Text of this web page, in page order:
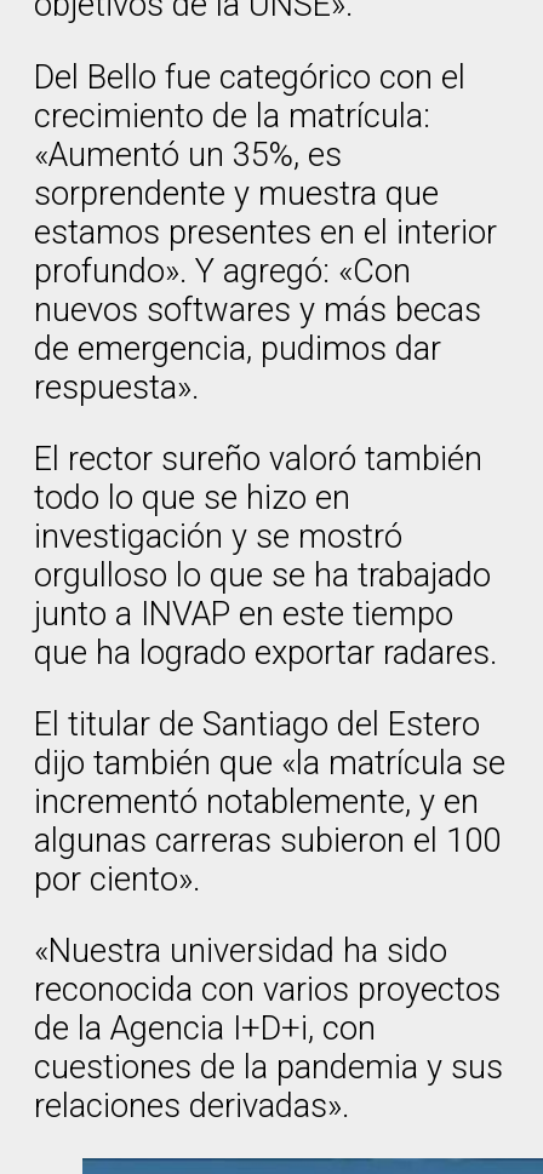
Del Bello fue categórico con el
crecimiento de la matrícula:
«Aumentó un 35%, es
sorprendente y muestra que
estamos presentes en el interior
profundo». Y agregó: «Con
nuevos softwares y más becas
de emergencia, pudimos dar
respuesta».
El rector sureño valoró también
todo lo que se hizo en
investigación y se mostró
orgulloso lo que se ha trabajado
junto a INVAP en este tiempo
que ha logrado exportar radares.
El titular de Santiago del Estero
dijo también que «la matrícula se
incrementó notablemente, y en
algunas carreras subieron el 100
por ciento».
«Nuestra universidad ha sido
reconocida con varios proyectos
de la Agencia I+D+i, con
cuestiones de la pandemia y sus
relaciones derivadas».